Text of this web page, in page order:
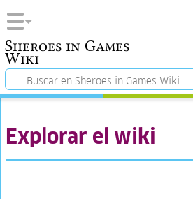
Sheroes in Games
Wiki
Explorar el wiki